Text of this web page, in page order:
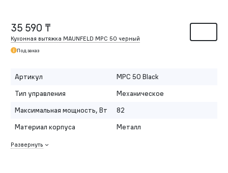
35 590 ₸
Кухонная вытяжка MAUNFELD MPC 50 черный
Под заказ
Артикул
MPC 50 Black
Тип управления
Механическое
Максимальная мощность, Вт
82
Материал корпуса
Металл
Развернуть